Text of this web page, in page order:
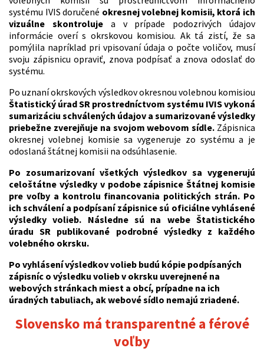
systému IVIS doručené okresnej volebnej komisii, ktorá ich
vizuálne skontrolujea v prípade podozrivých údajov
informácie overí s okrskovou komisiou. Ak tá zistí, že sa
pomýlila napríklad pri vpisovaní údaja o počte voličov, musí
svoju zápisnicu opraviť, znova podpísať a znova odoslať do
systému.
Po uznaní okrskových výsledkov okresnou volebnou komisiou
Štatistický úrad SR prostredníctvom systému IVIS vykoná
sumarizáciu schválených údajov a sumarizované výsledky
priebežne zverejňuje na svojom webovom sídle. Zápisnica
okresnej volebnej komisie sa vygeneruje zo systému a je
odoslaná štátnej komisii na odsúhlasenie.
Po zosumarizovaní všetkých výsledkov sa vygenerujú
celoštátne výsledky v podobe zápisnice Štátnej komisie
pre voľby a kontrolu financovania politických strán. Po
ich schválení a podpísaní zápisnice sú oficiálne vyhlásené
výsledky volieb. Následne sú na webe Štatistického
úradu SR publikované podrobné výsledky z každého
volebného okrsku.
Po vyhlásení výsledkov volieb budú kópie podpísaných
zápisníc o výsledku volieb v okrsku uverejnené na
webových stránkach miest a obcí, prípadne na ich
úradných tabuliach, ak webové sídlo nemajú zriadené.
Slovensko má transparentné a férové
voľby